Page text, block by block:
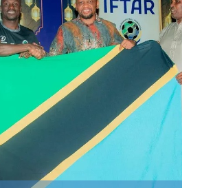
26 Mar, 2025
WA DODOMA WAANZA,
KUKAMILI...
Soma zaidi